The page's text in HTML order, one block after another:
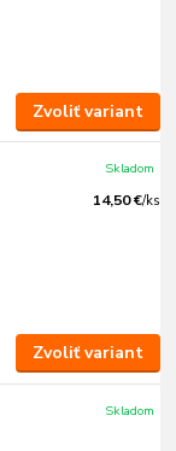
Zvoliť variant
14,50 €/ks
Skladom
Zvoliť variant
Skladom